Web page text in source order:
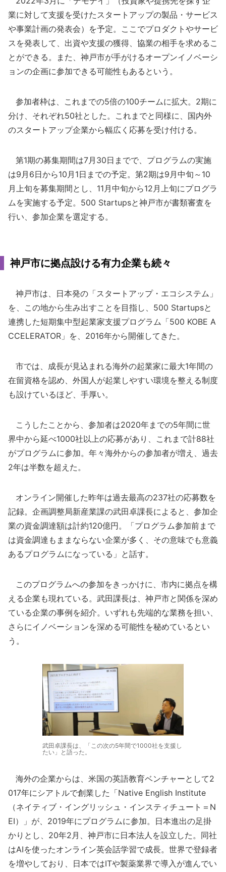
業に対して支援を受けたスタートアップの製品・サービス
や事業計画の発表会）を予定。ここでプロダクトやサービ
スを発表して、出資や支援の獲得、協業の相手を求めるこ
とができる。また、神戸市が手がけるオープンイノベーシ
ョンの企画に参加できる可能性もあるという。
参加者枠は、これまでの5倍の100チームに拡大。2期に
分け、それぞれ50社とした。これまでと同様に、国内外
のスタートアップ企業から幅広く応募を受け付ける。
第1期の募集期間は7月30日までで、プログラムの実施
は9月6日から10月1日までの予定。第2期は9月中旬～10
月上旬を募集期間とし、11月中旬から12月上旬にプログラ
ムを実施する予定。500 Startupsと神戸市が書類審査を
行い、参加企業を選定する。
神戸市に拠点設ける有力企業も続々
神戸市は、日本発の「スタートアップ・エコシステム」
を、この地から生み出すことを目指し、500 Startupsと
連携した短期集中型起業家支援プログラム「500 KOBE A
CCELERATOR」を、2016年から開催してきた。
市では、成長が見込まれる海外の起業家に最大1年間の
在留資格を認め、外国人が起業しやすい環境を整える制度
も設けているほど、手厚い。
こうしたことから、参加者は2020年までの5年間に世
界中から延べ1000社以上の応募があり、これまで計88社
がプログラムに参加。年々海外からの参加者が増え、過去
2年は半数を超えた。
オンライン開催した昨年は過去最高の237社の応募数を
記録。企画調整局新産業課の武田卓課長によると、参加企
業の資金調達額は計約120億円。「プログラム参加前まで
は資金調達もままならない企業が多く、その意味でも意義
あるプログラムになっている」と話す。
このプログラムへの参加をきっかけに、市内に拠点を構
える企業も現れている。武田課長は、神戸市と関係を深め
ている企業の事例を紹介。いずれも先端的な業務を担い、
さらにイノベーションを深める可能性を秘めているとい
う。
武田卓課長は、「この次の5年間で1000社を支援し
たい」と語った。
海外の企業からは、米国の英語教育ベンチャーとして2
017年にシアトルで創業した「Native English Institute
（ネイティブ・イングリッシュ・インスティチュート＝N
EI）」が、2019年にプログラムに参加。日本進出の足掛
かりとし、20年2月、神戸市に日本法人を設立した。同社
はAIを使ったオンライン英会話学習で成長。世界で登録者
を増やしており、日本ではITや製薬業界で導入が進んでい